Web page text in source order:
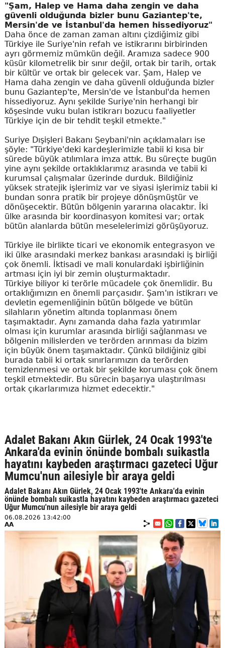
"Şam, Halep ve Hama daha zengin ve daha
güvenli olduğunda bizler bunu Gaziantep'te,
Mersin'de ve İstanbul'da hemen hissediyoruz"
Daha önce de zaman zaman altını çizdiğimiz gibi
Türkiye ile Suriye'nin refah ve istikrarını birbirinden
ayrı görmemiz mümkün değil. Aramıza sadece 900
küsür kilometrelik bir sınır değil, ortak bir tarih, ortak
bir kültür ve ortak bir gelecek var. Şam, Halep ve
Hama daha zengin ve daha güvenli olduğunda bizler
bunu Gaziantep'te, Mersin'de ve İstanbul'da hemen
hissediyoruz. Aynı şekilde Suriye'nin herhangi bir
köşesinde vuku bulan istikrarı bozucu faaliyetler
Türkiye için de bir tehdit teşkil etmekte."
Suriye Dışişleri Bakanı Şeybani'nin açıklamaları ise
şöyle: "Türkiye'deki kardeşlerimizle tabii ki kısa bir
sürede büyük atılımlara imza attık. Bu süreçte bugün
yine aynı şekilde ortaklıklarımız arasında ve tabii ki
kurumsal çalışmalar üzerinde durduk. Bildiğiniz
yüksek stratejik işlerimiz var ve siyasi işlerimiz tabii ki
bundan sonra pratik bir projeye dönüşmüştür ve
dönüşecektir. Bütün bölgenin yararına olacaktır. İki
ülke arasında bir koordinasyon komitesi var; ortak
bütün alanlarda bütün meselelerimizi görüşüyoruz.
Türkiye ile birlikte ticari ve ekonomik entegrasyon ve
iki ülke arasındaki merkez bankası arasındaki iş birliği
çok önemli. İktisadi ve mali konulardaki işbirliğinin
artması için iyi bir zemin oluşturmaktadır.
Türkiye biliyor ki terörle mücadele çok önemlidir. Bu
ortaklığımızın en önemli parçasıdır. Şam'ın istikrarı ve
devletin egemenliğinin bütün bölgede ve bütün
silahların yönetim altında toplanması önem
taşımaktadır. Aynı zamanda daha fazla yatırımlar
olması için kurumlar arasında birliği sağlanması ve
bölgenin milislerden ve terörden arınması da bizim
için büyük önem taşımaktadır. Çünkü bildiğiniz gibi
burada tabii ki ortak sınırlarımızın da terörden
temizlenmesi ve ortak bir şekilde koruması çok önem
teşkil etmektedir. Bu sürecin başarıya ulaştırılması
ortak çıkarlarımıza hizmet edecektir."
Adalet Bakanı Akın Gürlek, 24 Ocak 1993'te
Ankara'da evinin önünde bombalı suikastla
hayatını kaybeden araştırmacı gazeteci Uğur
Mumcu'nun ailesiyle bir araya geldi
Adalet Bakanı Akın Gürlek, 24 Ocak 1993'te Ankara'da evinin
önünde bombalı suikastla hayatını kaybeden araştırmacı gazeteci
Uğur Mumcu'nun ailesiyle bir araya geldi
06.08.2026 13:42:00
AA